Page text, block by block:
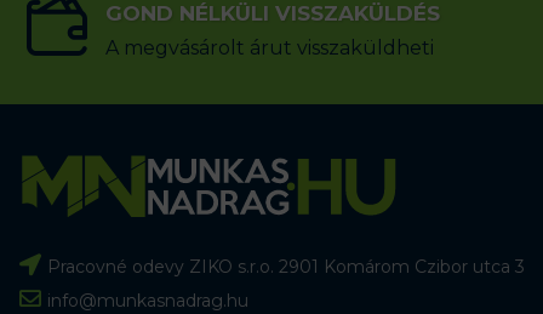
GOND NÉLKÜLI VISSZAKÜLDÉS
A megvásárolt árut visszaküldheti
Pracovné odevy ZIKO s.r.o. 2901 Komárom Czibor utca 3
info@munkasnadrag.hu